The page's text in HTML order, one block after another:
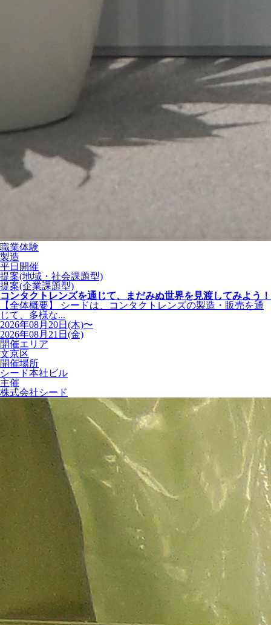
職業体験
製造
平日開催
提案(地域・社会課題型)
提案(企業課題型)
コンタクトレンズを通じて、まだみぬ世界を見渡してみよう！
【全体概要】 シードは、コンタクトレンズの製造・販売を通
じて、多様な...
2026年08月20日(木)〜
2026年08月21日(金)
開催エリア
文京区
開催場所
シード本社ビル
主催
株式会社シード